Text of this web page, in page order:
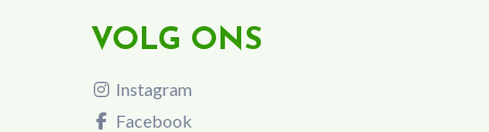
VOLG ONS
Instagram
Facebook